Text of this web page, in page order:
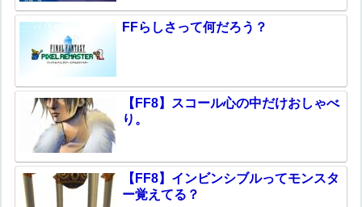
FFらしさって何だろう？
【FF8】スコール心の中だけおしゃべ
り。
【FF8】インビンシブルってモンスタ
ー覚えてる？